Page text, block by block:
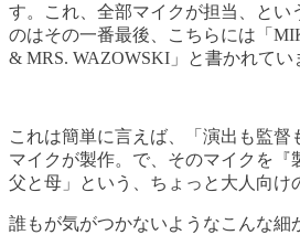
す。これ、全部マイクが担当、とい
のはその一番最後、こちらには「
& MRS. WAZOWSKI」と書かれてい
これは簡単に言えば、「演出も監督
マイクが製作。で、そのマイクを『
父と母」という、ちょっと大人向け
誰もが気がつかないようなこんな細